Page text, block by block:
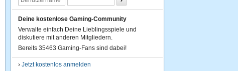
Deine kostenlose Gaming-Community
Verwalte einfach Deine Lieblingsspiele und
diskutiere mit anderen Mitgliedern.
Bereits 35463 Gaming-Fans sind dabei!
› Jetzt kostenlos anmelden